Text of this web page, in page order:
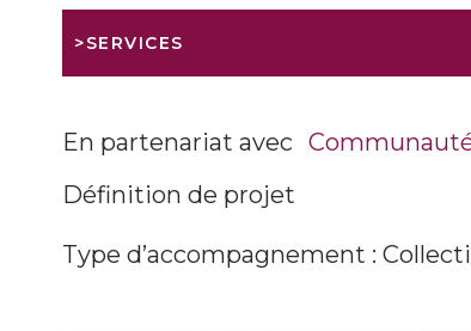
>SERVICES
En partenariat avec
Définition de projet
Type d’accompagnement :